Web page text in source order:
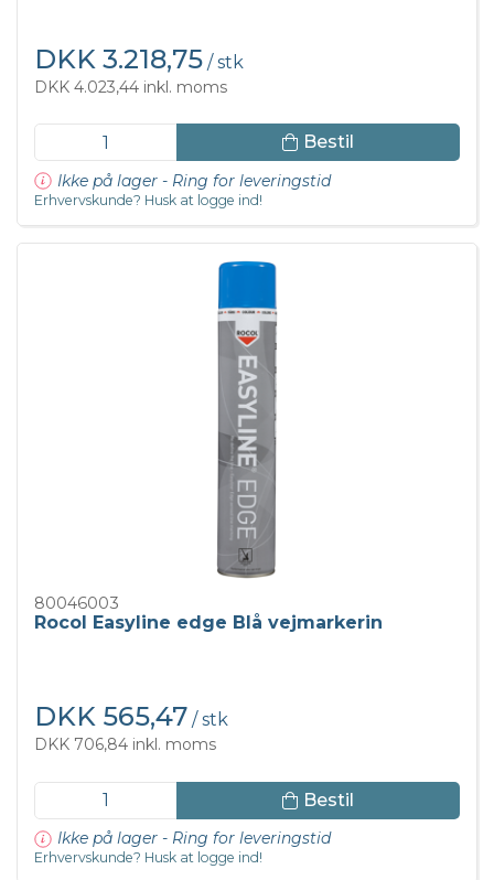
DKK 3.218,75 / stk
DKK 4.023,44 inkl. moms
Bestil
Ikke på lager - Ring for leveringstid
Erhvervskunde? Husk at logge ind!
80046003
Rocol Easyline edge Blå vejmarkerin
DKK 565,47 / stk
DKK 706,84 inkl. moms
Bestil
Ikke på lager - Ring for leveringstid
Erhvervskunde? Husk at logge ind!